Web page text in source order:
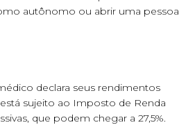
autônomo ou abrir uma pessoa
declara seus rendimentos
sujeito ao Imposto de Renda
que podem chegar a 27,5%.